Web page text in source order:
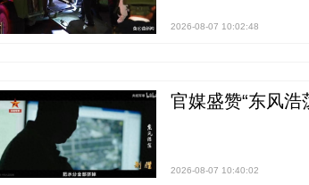
2026-08-07 10:02:48
官媒盛赞“东风
2026-08-07 10:40:02